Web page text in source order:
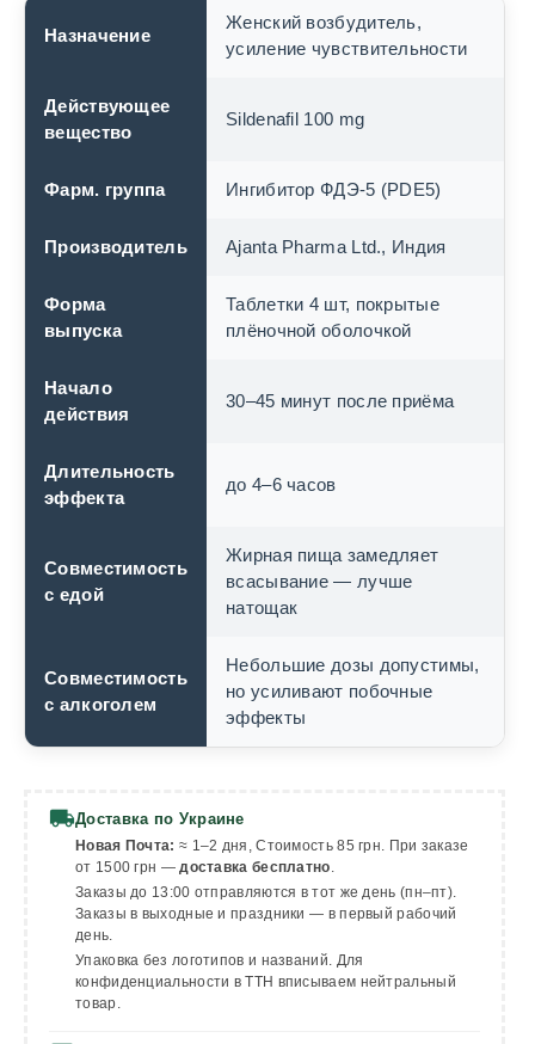
Назначение
Женский возбудитель,
усиление чувствительности
Действующее
вещество
Sildenafil 100 mg
Фарм. группа Ингибитор ФДЭ-5 (PDE5)
Производитель Ajanta Pharma Ltd., Индия
Форма
выпуска
Таблетки 4 шт, покрытые
плёночной оболочкой
Начало
действия
30–45 минут после приёма
Длительность
эффекта
до 4–6 часов
Совместимость
с едой
Жирная пища замедляет
всасывание — лучше
натощак
Совместимость
с алкоголем
Небольшие дозы допустимы,
но усиливают побочные
эффекты
local_shippingДоставка по Украине
Новая Почта: ≈ 1–2 дня, Стоимость 85 грн. При заказе
от 1500 грн —доставка бесплатно.
Заказы до 13:00 отправляются в тот же день (пн–пт).
Заказы в выходные и праздники — в первый рабочий
день.
Упаковка без логотипов и названий. Для
конфиденциальности в ТТН вписываем нейтральный
товар.